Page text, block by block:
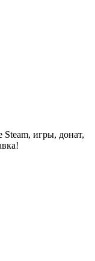
игры, донат,